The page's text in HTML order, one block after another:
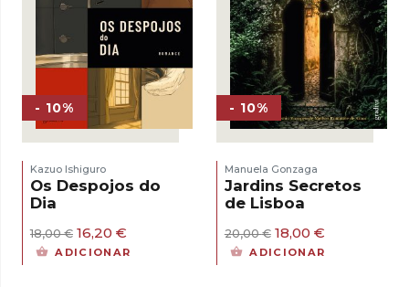
- 10%
Kazuo Ishiguro
Os Despojos do
Dia
18,00€ O
preço
16,20 €
preço
ADICIONAR
- 10%
Manuela Gonzaga
Jardins Secretos
de Lisboa
20,00€ O
preço
18,00 €O
preço
ADICIONAR